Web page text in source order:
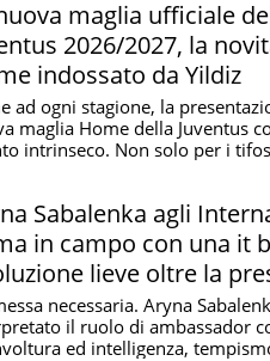
maglia ufficiale
2026/2027, la
indossato da Yildiz
ad ogni stagione, la
maglia Home della Juventus
intrinseco. Non solo per i
Sabalenka agli
in campo con una it
lieve oltre la
Slamnecessaria. Aryna
il ruolo di ambassador
ed intelligenza,